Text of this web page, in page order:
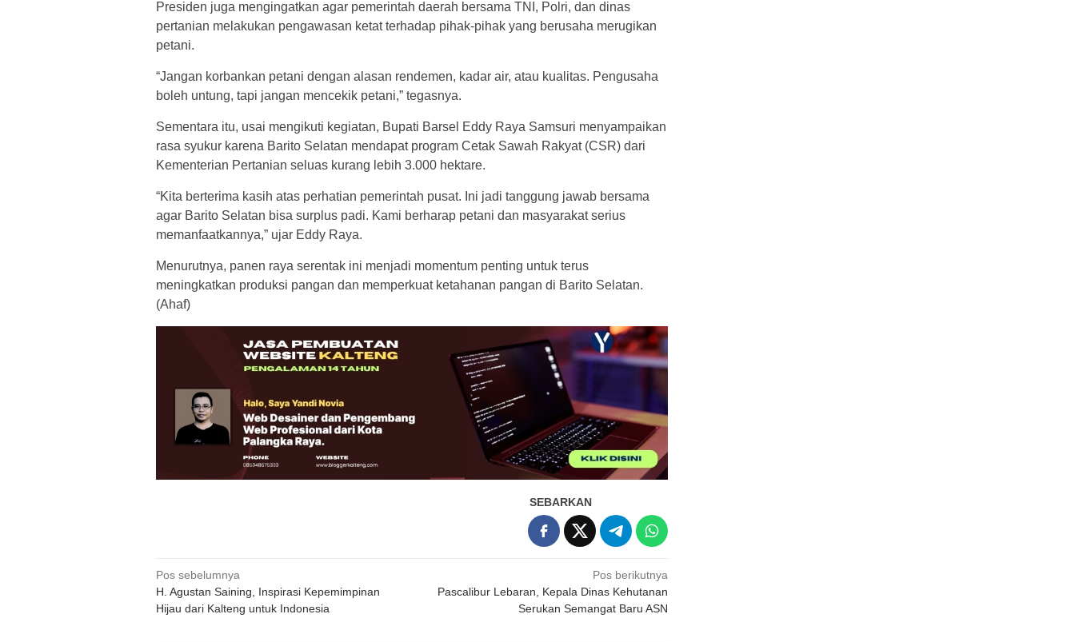
Presiden juga mengingatkan agar pemerintah daerah bersama TNI, Polri, dan dinas
pertanian melakukan pengawasan ketat terhadap pihak-pihak yang berusaha merugikan
petani.
“Jangan korbankan petani dengan alasan rendemen, kadar air, atau kualitas. Pengusaha
boleh untung, tapi jangan mencekik petani,” tegasnya.
Sementara itu, usai mengikuti kegiatan, Bupati Barsel Eddy Raya Samsuri menyampaikan
rasa syukur karena Barito Selatan mendapat program Cetak Sawah Rakyat (CSR) dari
Kementerian Pertanian seluas kurang lebih 3.000 hektare.
“Kita berterima kasih atas perhatian pemerintah pusat. Ini jadi tanggung jawab bersama
agar Barito Selatan bisa surplus padi. Kami berharap petani dan masyarakat serius
memanfaatkannya,” ujar Eddy Raya.
Menurutnya, panen raya serentak ini menjadi momentum penting untuk terus
meningkatkan produksi pangan dan memperkuat ketahanan pangan di Barito Selatan.
(Ahaf)
SEBARKAN
Navigasi
pos
Pos sebelumnya
H. Agustan Saining, Inspirasi Kepemimpinan
Hijau dari Kalteng untuk Indonesia
Pos berikutnya
Pascalibur Lebaran, Kepala Dinas Kehutanan
Serukan Semangat Baru ASN